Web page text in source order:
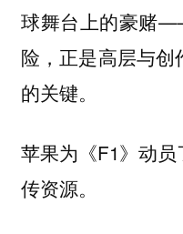
球舞台上的豪赌
险，正是高层与
的关键。
苹果为《F1》动
传资源。